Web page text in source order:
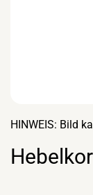
HINWEIS: Bild